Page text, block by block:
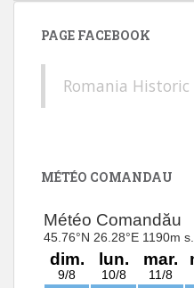
PAGE FACEBOOK
Romania Historic
MÉTÉO COMANDAU